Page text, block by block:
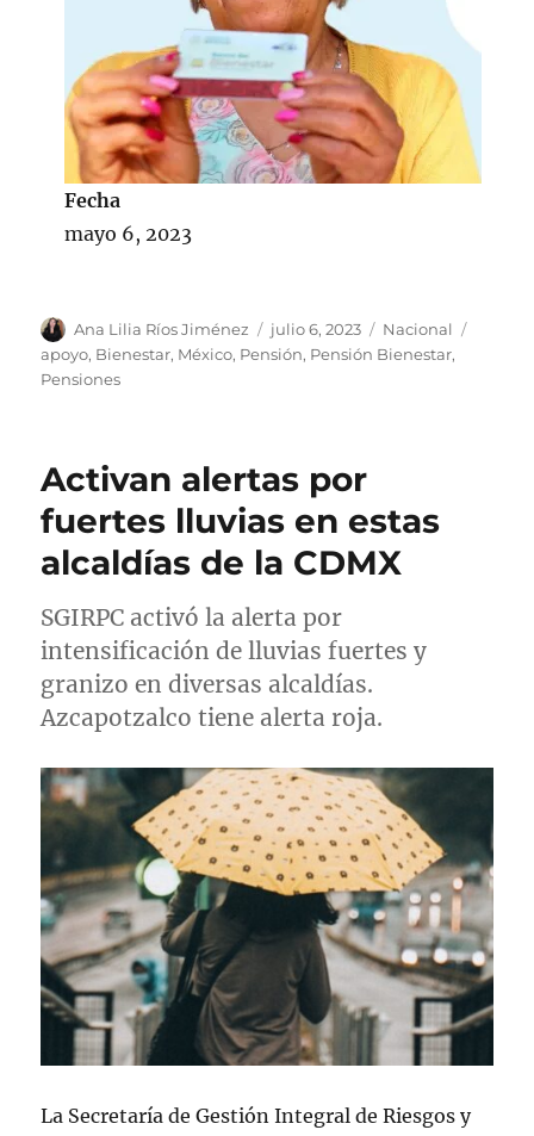
Fecha
mayo 6, 2023
A
u
t
Ana Lilia Ríos Jiménez
P
u
a
o
e
l
julio 6, 2023
C
a
a
s
Nacional
apoyo, Bienestar, México, Pensión, Pensión Bienestar,
Pensiones
Activan alertas por
fuertes lluvias en estas
alcaldías de la CDMX
SGIRPC activó la alerta por
intensificación de lluvias fuertes y
granizo en diversas alcaldías.
Azcapotzalco tiene alerta roja.
La Secretaría de Gestión Integral de Riesgos y